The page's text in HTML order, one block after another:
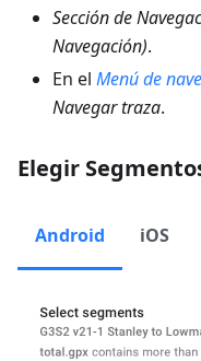
Sección de
Navegación).
En el Menú de
Navegar traza.
Elegir
Android iOS